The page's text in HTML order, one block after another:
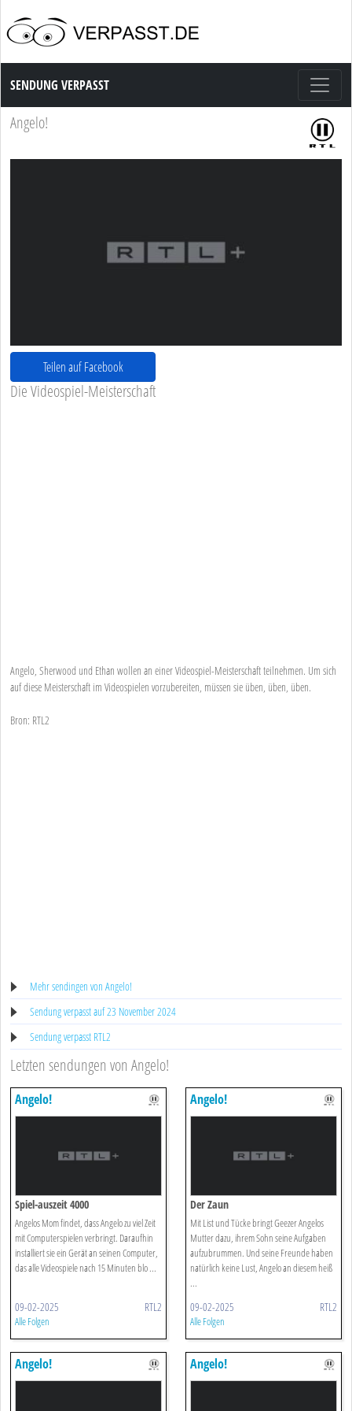
Sendung Verpasst
SENDUNG VERPASST
Angelo!
Teilen auf Facebook
Die Videospiel-Meisterschaft
Angelo, Sherwood und Ethan wollen an einer Videospiel-Meisterschaft teilnehmen. Um sich
auf diese Meisterschaft im Videospielen vorzubereiten, müssen sie üben, üben, üben.
Bron: RTL2
Mehr sendingen von Angelo!
Sendung verpasst auf 23 November 2024
Sendung verpasst RTL2
Letzten sendungen von Angelo!
Angelo!
Spiel-auszeit 4000
Angelos Mom findet, dass Angelo zu viel Zeit
mit Computerspielen verbringt. Daraufhin
installiert sie ein Gerät an seinen Computer,
das alle Videospiele nach 15 Minuten blo ...
09-02-2025 RTL2
Alle Folgen
Angelo!
Der Zaun
Mit List und Tücke bringt Geezer Angelos
Mutter dazu, ihrem Sohn seine Aufgaben
aufzubrummen. Und seine Freunde haben
natürlich keine Lust, Angelo an diesem heiß
...
09-02-2025 RTL2
Alle Folgen
Angelo! Angelo!